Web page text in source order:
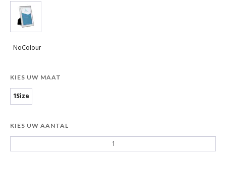
NoColour
KIES UW MAAT
1Size
KIES UW AANTAL